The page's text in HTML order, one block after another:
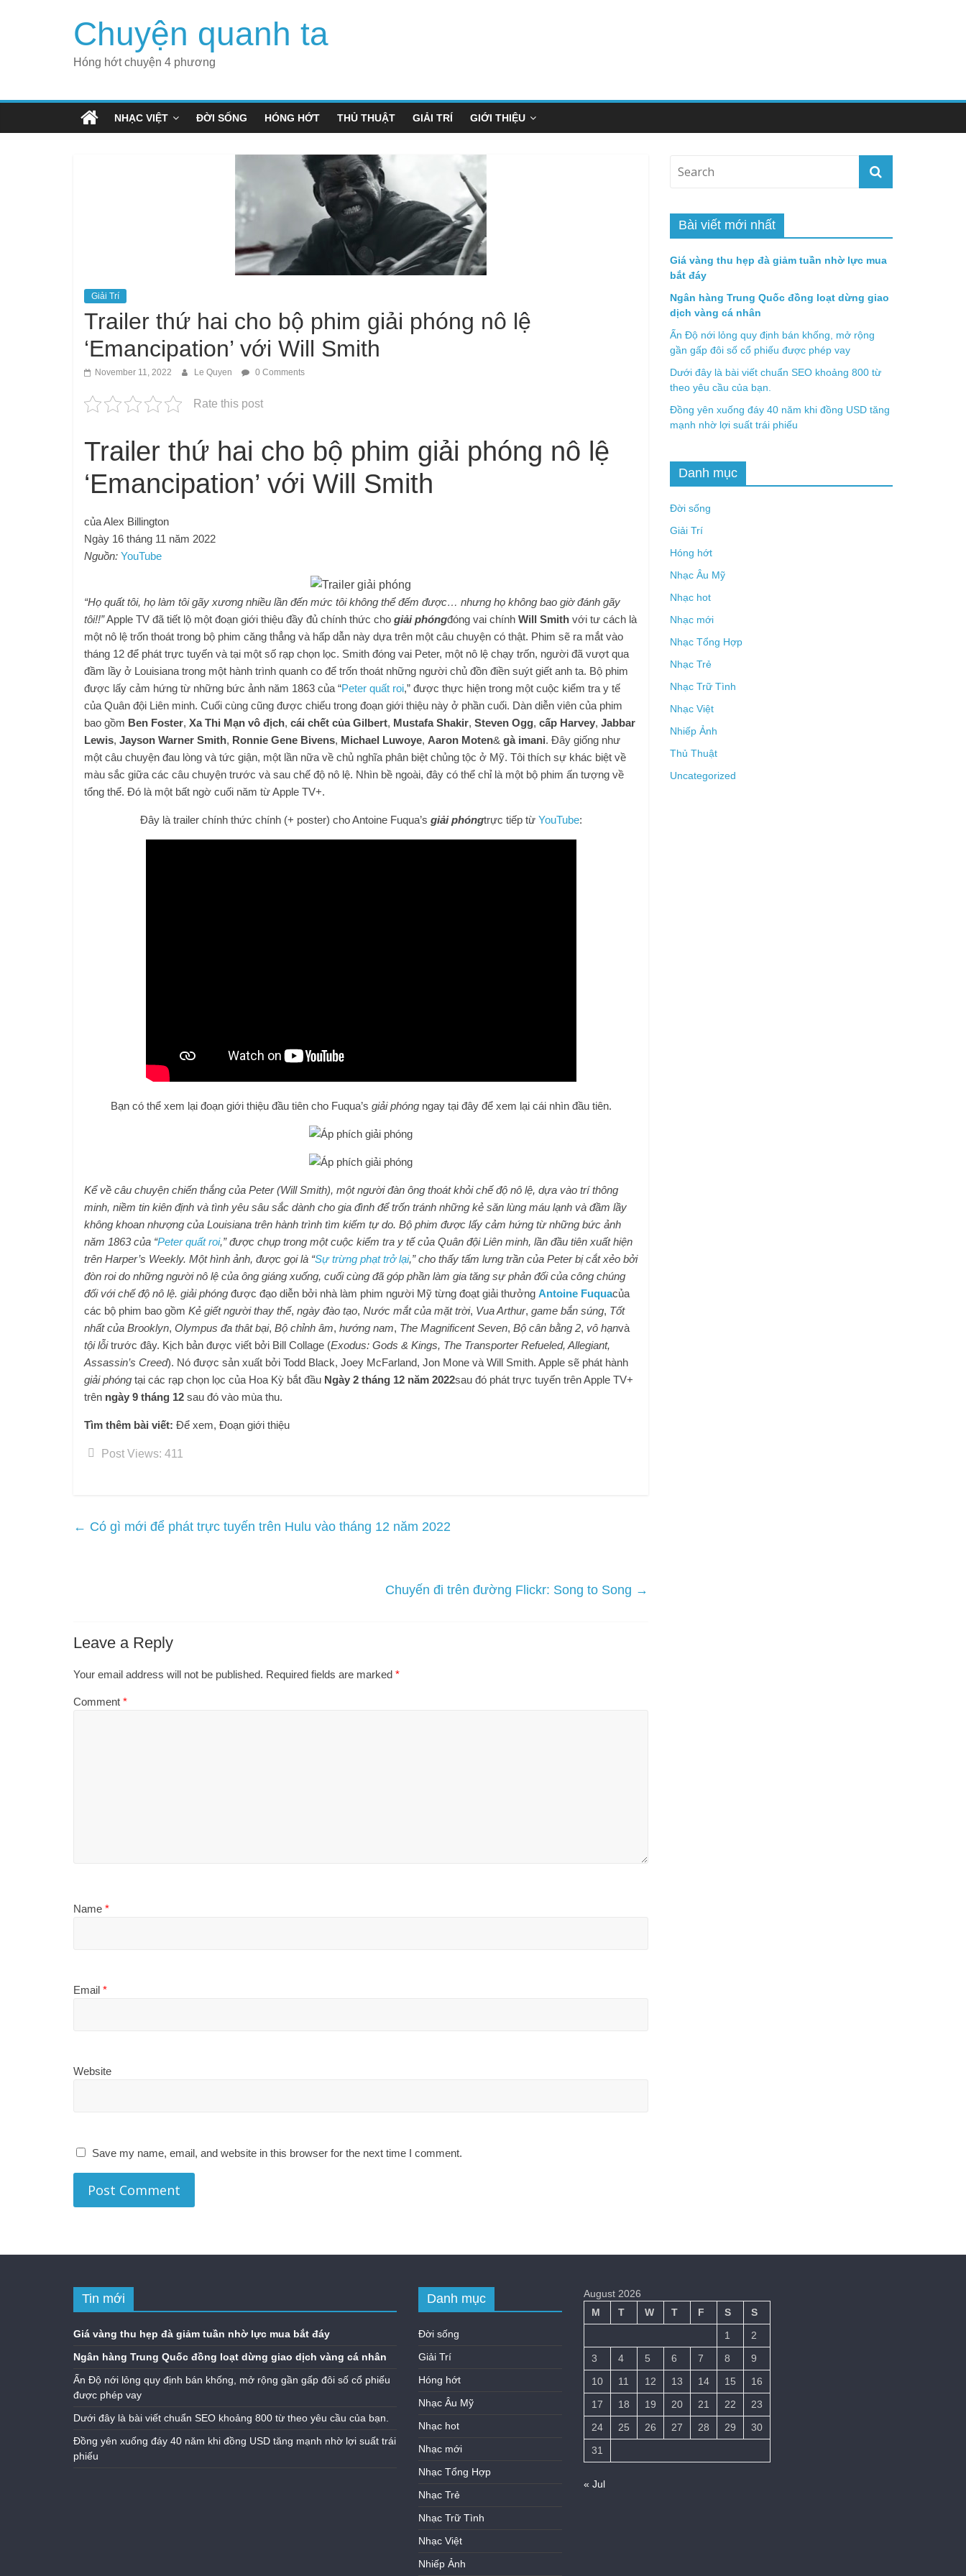
Chuyện quanh ta
Hóng hớt chuyện 4 phương
NHẠC VIỆT ĐỜI SỐNG HÓNG HỚT THỦ THUẬT GIẢI TRÍ GIỚI THIỆU
Giải Trí
Trailer thứ hai cho bộ phim giải phóng nô lệ
‘Emancipation’ với Will Smith
November 11, 2022 Le Quyen 0 Comments
Rate this post
Trailer thứ hai cho bộ phim giải phóng nô lệ
‘Emancipation’ với Will Smith
của Alex Billington
Ngày 16 tháng 11 năm 2022
Nguồn: YouTube
“Họ quất tôi, họ làm tôi gãy xương nhiều lần đến mức tôi không thể đếm được… nhưng họ không bao giờ đánh gãy
tôi!!”Apple TV đã tiết lộ một đoạn giới thiệu đầy đủ chính thức cho giải phóngđóng vai chính Will Smith với tư cách là
một nô lệ trốn thoát trong bộ phim căng thẳng và hấp dẫn này dựa trên một câu chuyện có thật. Phim sẽ ra mắt vào
tháng 12 để phát trực tuyến và tại một số rạp chọn lọc. Smith đóng vai Peter, một nô lệ chạy trốn, người đã vượt qua
đầm lầy ở Louisiana trong một hành trình quanh co để trốn thoát những người chủ đồn điền suýt giết anh ta. Bộ phim
được lấy cảm hứng từ những bức ảnh năm 1863 của “Peter quất roi,” được thực hiện trong một cuộc kiểm tra y tế
của Quân đội Liên minh. Cuối cùng cũng được chiếu trong đoạn giới thiệu này ở phần cuối. Dàn diễn viên của phim
bao gồm Ben Foster, Xa Thi Mạn vô địch, cái chết của Gilbert, Mustafa Shakir, Steven Ogg, cấp Harvey, Jabbar
Lewis, Jayson Warner Smith, Ronnie Gene Bivens, Michael Luwoye, Aaron Moten& gà imani. Đây giống như
một câu chuyện đau lòng và tức giận, một lần nữa về chủ nghĩa phân biệt chủng tộc ở Mỹ. Tôi thích sự khác biệt về
màu sắc giữa các câu chuyện trước và sau chế độ nô lệ. Nhìn bề ngoài, đây có thể chỉ là một bộ phim ấn tượng về
tổng thể. Đó là một bất ngờ cuối năm từ Apple TV+.
Đây là trailer chính thức chính (+ poster) cho Antoine Fuqua’s giải phóngtrực tiếp từ YouTube:
Bạn có thể xem lại đoạn giới thiệu đầu tiên cho Fuqua’s giải phóngngay tại đây để xem lại cái nhìn đầu tiên.
Kể về câu chuyện chiến thắng của Peter (Will Smith), một người đàn ông thoát khỏi chế độ nô lệ, dựa vào trí thông
minh, niềm tin kiên định và tình yêu sâu sắc dành cho gia đình để trốn tránh những kẻ săn lùng máu lạnh và đầm lầy
không khoan nhượng của Louisiana trên hành trình tìm kiếm tự do. Bộ phim được lấy cảm hứng từ những bức ảnh
năm 1863 của “Peter quất roi,” được chụp trong một cuộc kiểm tra y tế của Quân đội Liên minh, lần đầu tiên xuất hiện
trên Harper’s Weekly. Một hình ảnh, được gọi là “Sự trừng phạt trở lại,” cho thấy tấm lưng trần của Peter bị cắt xẻo bởi
đòn roi do những người nô lệ của ông giáng xuống, cuối cùng đã góp phần làm gia tăng sự phản đối của công chúng
đối với chế độ nô lệ. giải phóng được đạo diễn bởi nhà làm phim người Mỹ từng đoạt giải thưởng Antoine Fuquacủa
các bộ phim bao gồm Kẻ giết người thay thế, ngày đào tạo, Nước mắt của mặt trời, Vua Arthur, game bắn súng, Tốt
nhất của Brooklyn, Olympus đa thât bại, Bộ chỉnh âm, hướng nam, The Magnificent Seven, Bộ cân bằng 2, vô hạnvà
tội lỗitrước đây. Kịch bản được viết bởi Bill Collage (Exodus: Gods & Kings, The Transporter Refueled, Allegiant,
Assassin’s Creed). Nó được sản xuất bởi Todd Black, Joey McFarland, Jon Mone và Will Smith. Apple sẽ phát hành
giải phóng tại các rạp chọn lọc của Hoa Kỳ bắt đầu Ngày 2 tháng 12 năm 2022sau đó phát trực tuyến trên Apple TV+
trên ngày 9 tháng 12 sau đó vào mùa thu.
Tìm thêm bài viết: Để xem, Đoạn giới thiệu
Post Views: 411
← Có gì mới để phát trực tuyến trên Hulu vào tháng 12 năm 2022
Chuyến đi trên đường Flickr: Song to Song →
Leave a Reply
Your email address will not be published. Required fields are marked *
Comment *
Name *
Email *
Website
Save my name, email, and website in this browser for the next time I comment.
Bài viết mới nhất
Giá vàng thu hẹp đà giảm tuần nhờ lực mua
bắt đáy
Ngân hàng Trung Quốc đồng loạt dừng giao
dịch vàng cá nhân
Ấn Độ nới lỏng quy định bán khống, mở rộng
gần gấp đôi số cổ phiếu được phép vay
Dưới đây là bài viết chuẩn SEO khoảng 800 từ
theo yêu cầu của bạn.
Đồng yên xuống đáy 40 năm khi đồng USD tăng
mạnh nhờ lợi suất trái phiếu
Danh mục
Đời sống
Giải Trí
Hóng hớt
Nhạc Âu Mỹ
Nhạc hot
Nhạc mới
Nhạc Tổng Hợp
Nhạc Trẻ
Nhạc Trữ Tình
Nhạc Việt
Nhiếp Ảnh
Thủ Thuật
Uncategorized
Tin mới
Giá vàng thu hẹp đà giảm tuần nhờ lực mua bắt đáy
Ngân hàng Trung Quốc đồng loạt dừng giao dịch vàng cá nhân
Ấn Độ nới lỏng quy định bán khống, mở rộng gần gấp đôi số cổ phiếu
được phép vay
Dưới đây là bài viết chuẩn SEO khoảng 800 từ theo yêu cầu của bạn.
Đồng yên xuống đáy 40 năm khi đồng USD tăng mạnh nhờ lợi suất trái
phiếu
Danh mục
Đời sống
Giải Trí
Hóng hớt
Nhạc Âu Mỹ
Nhạc hot
Nhạc mới
Nhạc Tổng Hợp
Nhạc Trẻ
Nhạc Trữ Tình
Nhạc Việt
Nhiếp Ảnh
August 2026
M
T W T F S
S
1
2
3
4 5 6 7 8
9
10
11 12 13 14 15
16
17
18 19 20 21 22
23
24
25 26 27 28 29
30
31
« Jul